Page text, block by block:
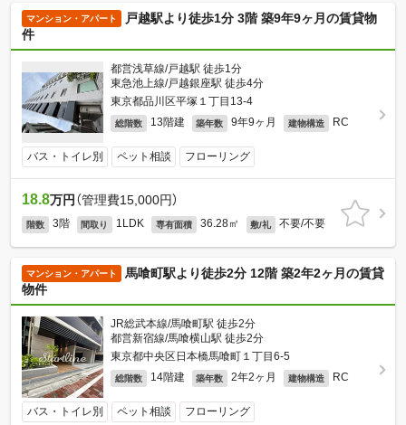
マンション・アパート
戸越駅より徒歩1分 3階 築9年9ヶ月の賃貸物
件
都営浅草線/戸越駅 徒歩1分
東急池上線/戸越銀座駅 徒歩4分
東京都品川区平塚１丁目13-4
総階数 13階建 築年数 9年9ヶ月 建物構造 RC
バス・トイレ別 ペット相談 フローリング
18.8万円 （管理費15,000円）
階数 3階 間取り 1LDK 専有面積 36.28㎡ 敷/礼 不要/不要
マンション・アパート
馬喰町駅より徒歩2分 12階 築2年2ヶ月の賃貸
物件
JR総武本線/馬喰町駅 徒歩2分
都営新宿線/馬喰横山駅 徒歩2分
東京都中央区日本橋馬喰町１丁目6-5
総階数 14階建 築年数 2年2ヶ月 建物構造 RC
バス・トイレ別 ペット相談 フローリング